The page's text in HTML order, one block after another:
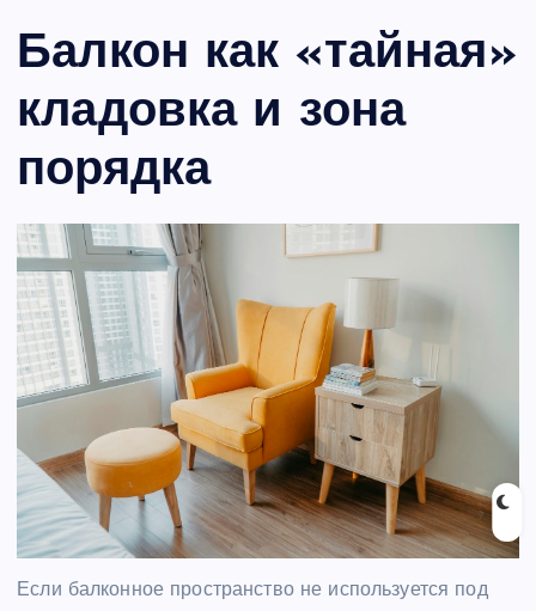
Балкон как «тайная»
кладовка и зона
порядка
Если балконное пространство не используется под